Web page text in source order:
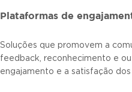
Plataformas de
Soluções que promovem a
feedback, reconhecimento e
engajamento e a satisfação dos